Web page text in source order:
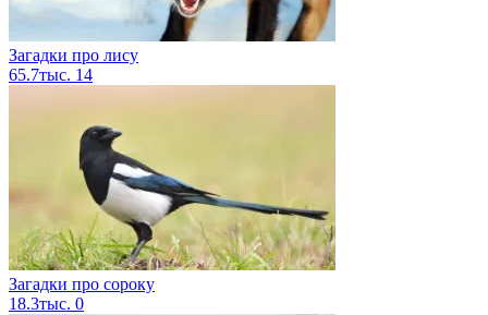
Загадки про лису
65.7тыс. 14
Загадки про сороку
18.3тыс. 0